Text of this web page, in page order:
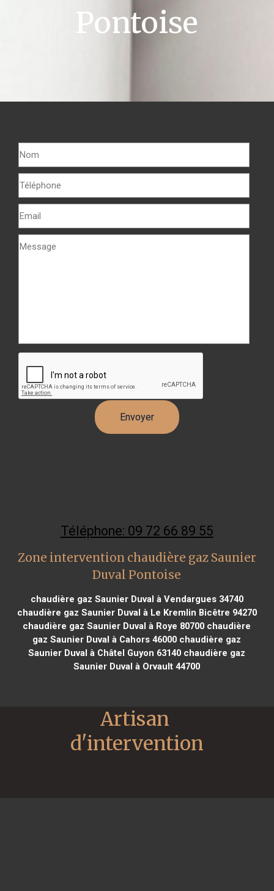
Pontoise
Téléphone: 09 72 66 89 55
Zone intervention chaudière gaz Saunier
Duval Pontoise
chaudière gaz Saunier Duval à Vendargues 34740
chaudière gaz Saunier Duval à Le Kremlin Bicêtre 94270
chaudière gaz Saunier Duval à Roye 80700 chaudière
gaz Saunier Duval à Cahors 46000 chaudière gaz
Saunier Duval à Châtel Guyon 63140 chaudière gaz
Saunier Duval à Orvault 44700
Artisan
d'intervention